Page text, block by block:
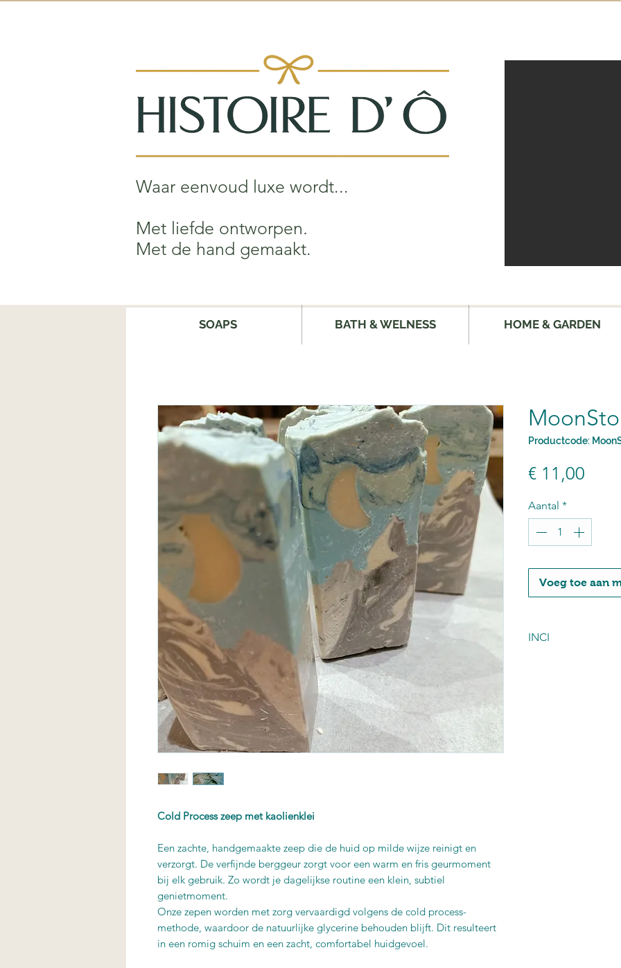
Waar eenvoud luxe wordt...
Met liefde ontworpen.
Met de hand gemaakt.
Cold Process zeep met kaolienklei
Een zachte, handgemaakte zeep die de huid op milde wijze reinigt en
verzorgt. De verfijnde berggeur zorgt voor een warm en fris geurmoment
bij elk gebruik. Zo wordt je dagelijkse routine een klein, subtiel
genietmoment.
Onze zepen worden met zorg vervaardigd volgens de cold process-
methode, waardoor de natuurlijke glycerine behouden blijft. Dit resulteert
in een romig schuim en een zacht, comfortabel huidgevoel.
Productcode:
€ 11,00
Aantal *
Voeg toe aan
INCI
SOAPS BATH & WELNESS HOME & GARDEN